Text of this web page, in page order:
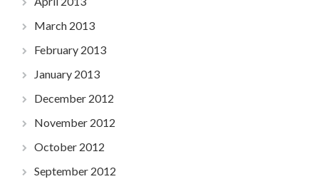
March 2013
February 2013
January 2013
December 2012
November 2012
October 2012
September 2012